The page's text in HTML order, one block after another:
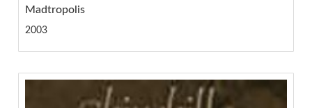
Madtropolis
2003